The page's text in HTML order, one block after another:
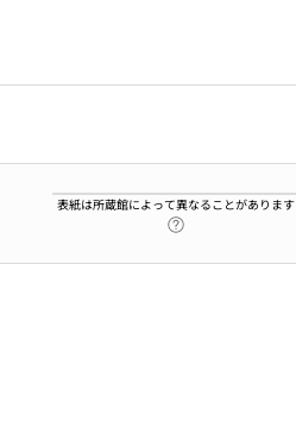
表紙は所蔵館によって異なることがあります